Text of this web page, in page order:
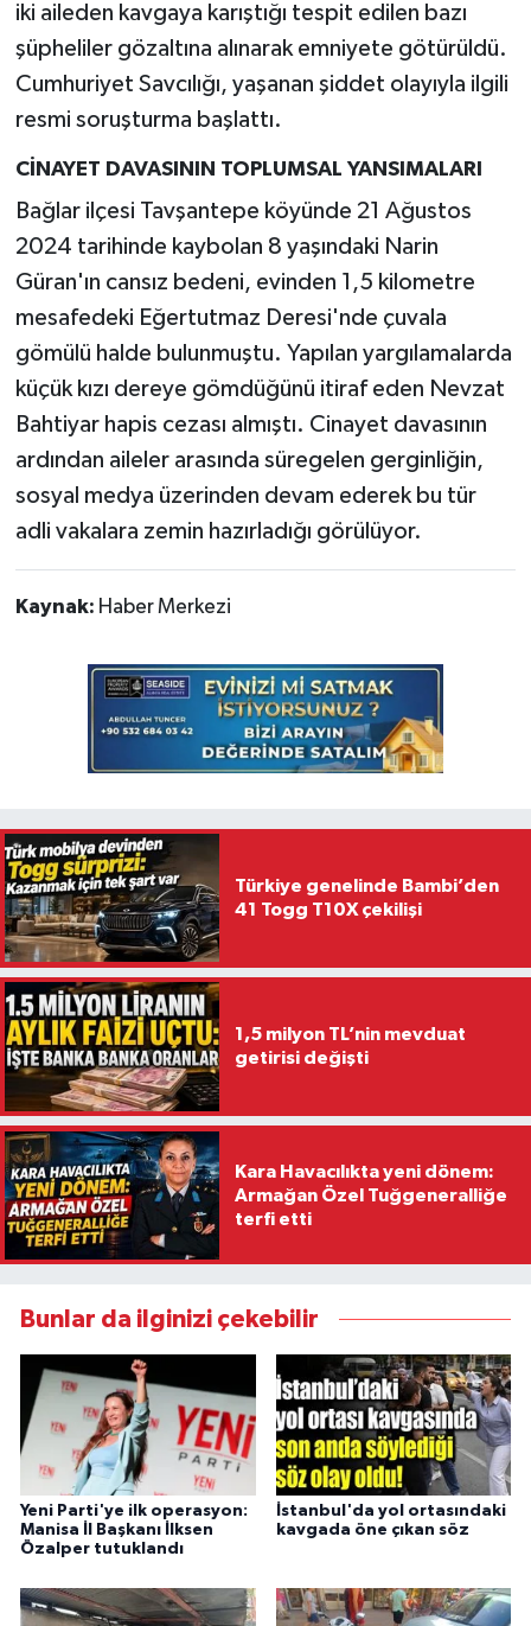
iki aileden kavgaya karıştığı tespit edilen bazı
şüpheliler gözaltına alınarak emniyete götürüldü.
Cumhuriyet Savcılığı, yaşanan şiddet olayıyla ilgili
resmi soruşturma başlattı.
CİNAYET DAVASININ TOPLUMSAL YANSIMALARI
Bağlar ilçesi Tavşantepe köyünde 21 Ağustos
2024 tarihinde kaybolan 8 yaşındaki Narin
Güran'ın cansız bedeni, evinden 1,5 kilometre
mesafedeki Eğertutmaz Deresi'nde çuvala
gömülü halde bulunmuştu. Yapılan yargılamalarda
küçük kızı dereye gömdüğünü itiraf eden Nevzat
Bahtiyar hapis cezası almıştı. Cinayet davasının
ardından aileler arasında süregelen gerginliğin,
sosyal medya üzerinden devam ederek bu tür
adli vakalara zemin hazırladığı görülüyor.
Kaynak: Haber Merkezi
Türkiye genelinde Bambi’den
41 Togg T10X çekilişi
1,5 milyon TL’nin mevduat
getirisi değişti
Kara Havacılıkta yeni dönem:
Armağan Özel Tuğgeneralliğe
terfi etti
Bunlar da ilginizi çekebilir
Yeni Parti'ye ilk operasyon:
Manisa İl Başkanı İlksen
Özalper tutuklandı
İstanbul'da yol ortasındaki
kavgada öne çıkan söz